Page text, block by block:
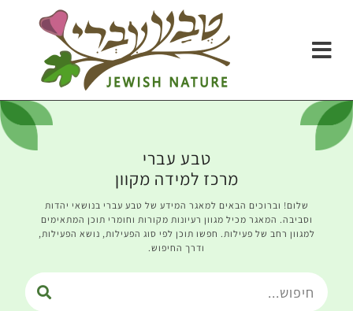
טבע עברי
מרכז למידה מקוון
שלום! וברוכים הבאים למאגר המידע של טבע עברי בנושאי יהדות
וסביבה. המאגר מכיל מגוון רעיונות מקורות וחומרי תוכן המתאימים
למגוון רחב של פעילות. חפשו תוכן לפי סוג הפעילות, נושא הפעילות,
ודרך החיפוש.